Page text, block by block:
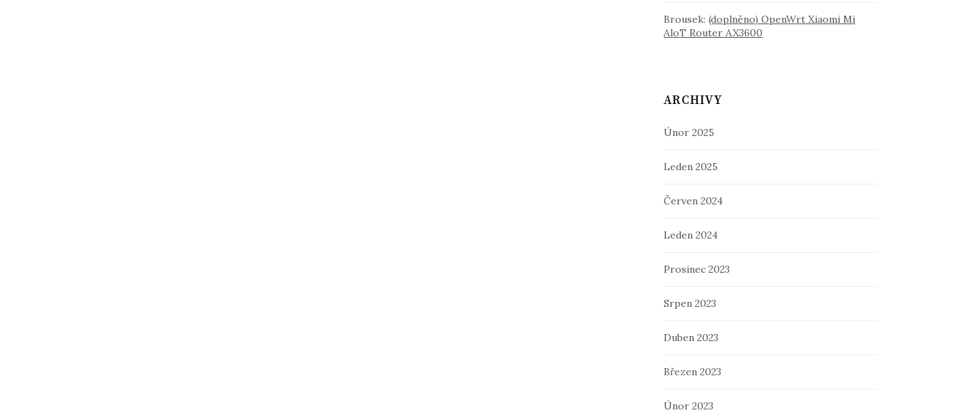
Brousek:(doplněno) OpenWrt Xiaomi Mi
AloT Router AX3600
ARCHIVY
Únor 2025
Leden 2025
Červen 2024
Leden 2024
Prosinec 2023
Srpen 2023
Duben 2023
Březen 2023
Únor 2023